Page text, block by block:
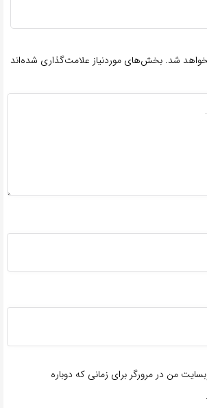
شد. بخش‌های موردنیاز علامت‌گذاری شده‌اند
من در مرورگر برای زمانی که دوباره